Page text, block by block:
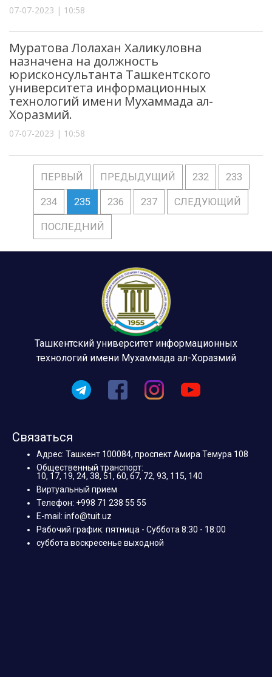
07-07-2023 | 10:58
Муратова Лолахан Халикуловна
назначена на должность
юрисконсультанта Ташкентского
университета информационных
технологий имени Мухаммада ал-
Хоразмий.
07-07-2023 | 10:58
ПЕРВЫЙ ПРЕДЫДУЩИЙ 232 233
234 235 236 237 СЛЕДУЮЩИЙ
ПОСЛЕДНИЙ
Ташкентский университет информационных
технологий имени Мухаммада ал-Хоразмий
Связаться
Адрес: Ташкент 100084, проспект Амира Темура 108
Общественный транспорт:
10, 17, 19, 24, 38, 51, 60, 67, 72, 93, 115, 140
Виртуальный прием
Телефон: +998 71 238 55 55
E-mail: info@tuit.uz
Рабочий график: пятница - Суббота 8:30 - 18:00
суббота воскресенье выходной